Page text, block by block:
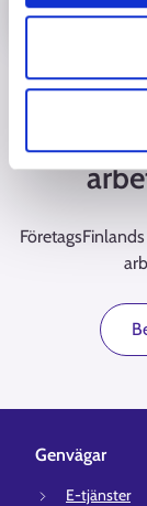
Genvägar
E-tjänster